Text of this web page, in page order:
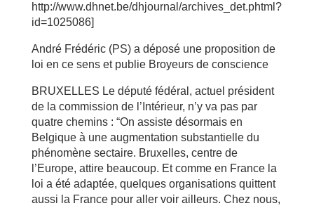
http://www.dhnet.be/dhjournal/archives_det.phtml?
id=1025086]
André Frédéric (PS) a déposé une proposition de
loi en ce sens et publie Broyeurs de conscience
BRUXELLES Le député fédéral, actuel président
de la commission de l’Intérieur, n’y va pas par
quatre chemins : “On assiste désormais en
Belgique à une augmentation substantielle du
phénomène sectaire. Bruxelles, centre de
l’Europe, attire beaucoup. Et comme en France la
loi a été adaptée, quelques organisations quittent
aussi la France pour aller voir ailleurs. Chez nous,